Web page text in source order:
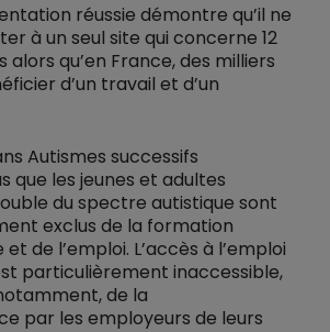
réussie démontre qu’il ne
à un seul site qui concerne 12
alors qu’en France, des milliers
d’un travail et d’un
Autismes successifs
que les jeunes et adultes
du spectre autistique sont
exclus de la formation
de l’emploi. L’accès à l’emploi
particulièrement inaccessible,
de la
par les employeurs de leurs